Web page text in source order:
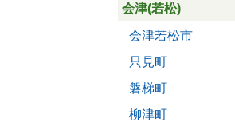
会津(若松)
会津若松市
只見町
磐梯町
柳津町